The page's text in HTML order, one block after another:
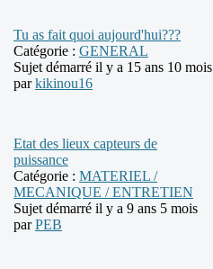
Tu as fait quoi aujourd'hui???
Catégorie : GENERAL
Sujet démarré il y a 15 ans 10 mois
parkikinou16
Etat des lieux capteurs de
puissance
Catégorie : MATERIEL /
MECANIQUE / ENTRETIEN
Sujet démarré il y a 9 ans 5 mois
parPEB